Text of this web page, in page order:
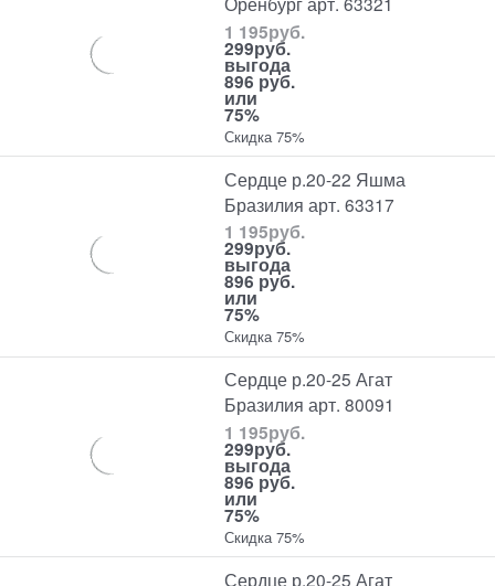
1 195руб.
299руб.
выгода
896 руб.
или
75%
Скидка 75%
Сердце р.20-22 Яшма
Бразилия арт. 63317
1 195руб.
299руб.
выгода
896 руб.
или
75%
Скидка 75%
Сердце р.20-25 Агат
Бразилия арт. 80091
1 195руб.
299руб.
выгода
896 руб.
или
75%
Скидка 75%
Сердце р.20-25 Агат